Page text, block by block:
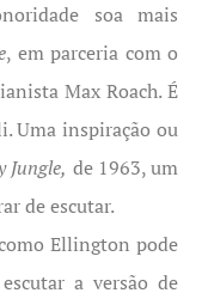
soa mais
, em parceria com o
Max Roach. É
Uma inspiração ou
Jungle, de 1963, um
de escutar.
Ellington pode
a versão de